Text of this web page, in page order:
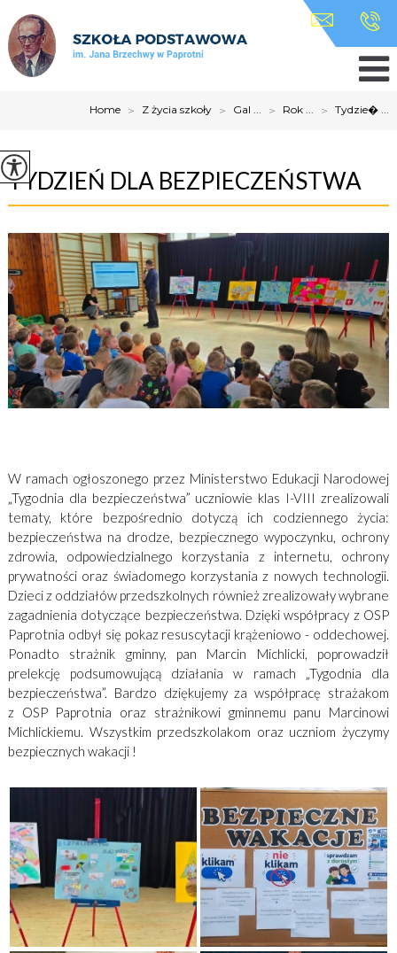
Home > Z życia szkoły > Gal ... > Rok ... > Tydzie� ...
TYDZIEŃ DLA BEZPIECZEŃSTWA
W ramach ogłoszonego przez Ministerstwo Edukacji Narodowej
„Tygodnia dla bezpieczeństwa” uczniowie klas I-VIII zrealizowali
tematy, które bezpośrednio dotyczą ich codziennego życia:
bezpieczeństwa na drodze, bezpiecznego wypoczynku, ochrony
zdrowia, odpowiedzialnego korzystania z internetu, ochrony
prywatności oraz świadomego korzystania z nowych technologii.
Dzieci z oddziałów przedszkolnych również zrealizowały wybrane
zagadnienia dotyczące bezpieczeństwa. Dzięki współpracy z OSP
Paprotnia odbył się pokaz resuscytacji krążeniowo - oddechowej.
Ponadto strażnik gminny, pan Marcin Michlicki, poprowadził
prelekcję podsumowującą działania w ramach „Tygodnia dla
bezpieczeństwa”. Bardzo dziękujemy za współpracę strażakom
z OSP Paprotnia oraz strażnikowi gminnemu panu Marcinowi
Michlickiemu. Wszystkim przedszkolakom oraz uczniom życzymy
bezpiecznych wakacji !